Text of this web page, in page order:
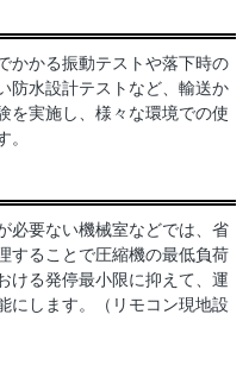
かかる振動テストや落下時の
防水設計テストなど、輸送か
を実施し、様々な環境での使
。
必要ない機械室などでは、省
することで圧縮機の最低負荷
ける発停最小限に抑えて、運
にします。（リモコン現地設